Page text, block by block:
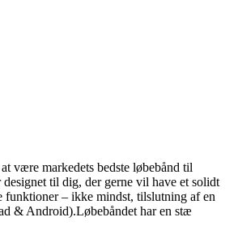
være markedets bedste løbebånd til
designet til dig, der gerne vil have et solidt
funktioner – ikke mindst, tilslutning af en
& Android).Løbebåndet har en stæ